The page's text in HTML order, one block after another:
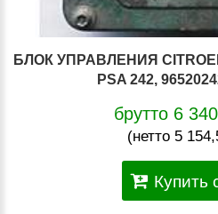
БЛОК УПРАВЛЕНИЯ
PSA 242,
брутто 6
(нетто 5
Купить